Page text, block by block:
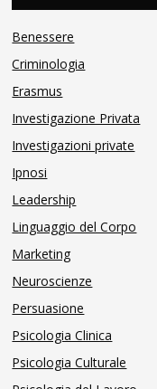
Benessere
Criminologia
Erasmus
Investigazione Privata
Investigazioni private
Ipnosi
Leadership
Linguaggio del Corpo
Marketing
Neuroscienze
Persuasione
Psicologia Clinica
Psicologia Culturale